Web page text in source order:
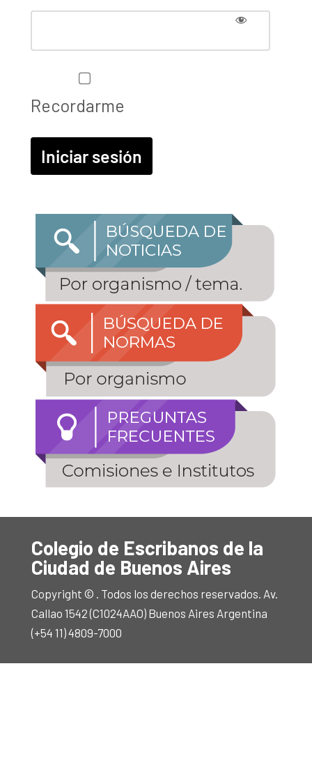
Recordarme
Colegio de Escribanos de la
Ciudad de Buenos Aires
Copyright © . Todos los derechos reservados. Av.
Callao 1542 (C1024AAO) Buenos Aires Argentina
(+54 11) 4809-7000